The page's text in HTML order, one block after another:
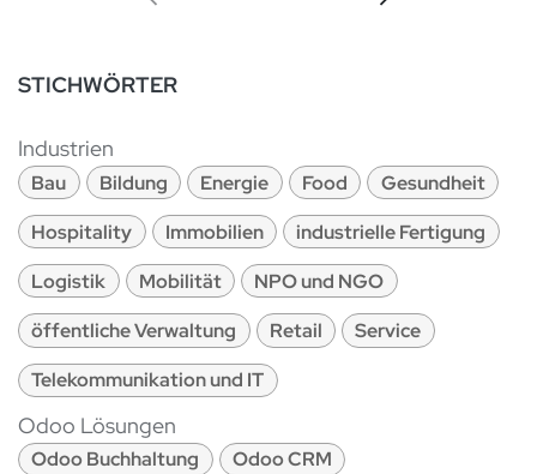
STICHWÖRTER
Industrien
Bau Bildung Energie Food
Gesundheit
Hospitality
Immobilien
industrielle Fertigung
Logistik
Mobilität
NPO und NGO
öffentliche Verwaltung
Retail
Service
Telekommunikation und IT
Odoo Lösungen
Odoo Buchhaltung
Odoo CRM